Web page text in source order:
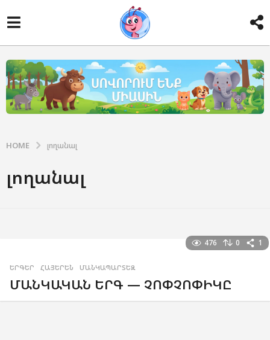
HOME լողանալ
լողանալ
476 0 1
ԵՐԳԵՐ ,ՀԱՅԵՐԵՆ ,ՄԱՆԿԱՊԱՐՏԵԶ
ՄԱՆԿԱԿԱՆ ԵՐԳ — ՉՈՓՉՈՓԻԿԸ